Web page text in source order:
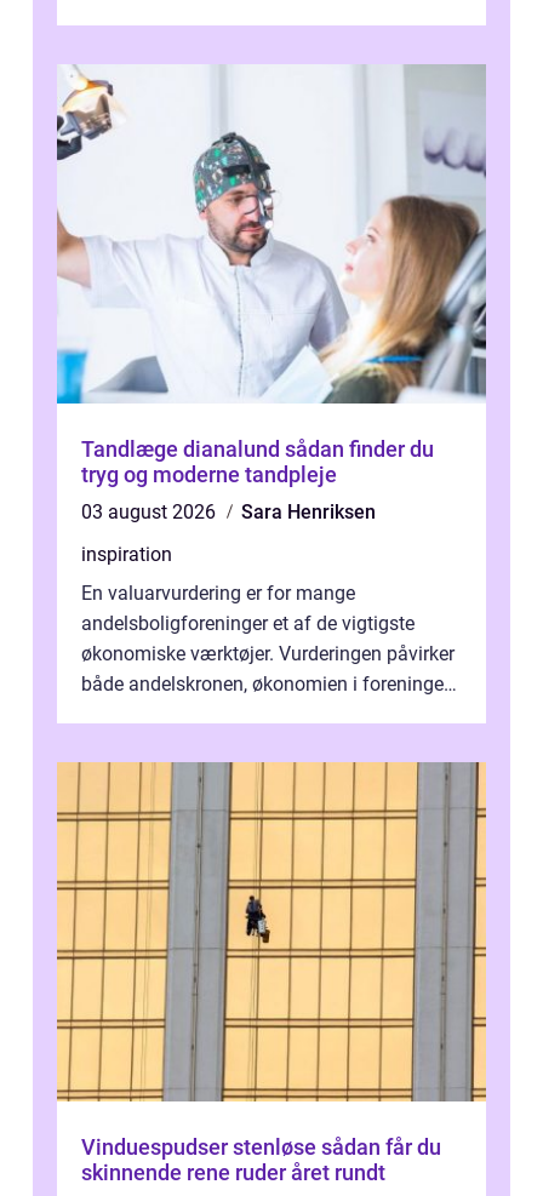
Tandlæge dianalund sådan finder du
tryg og moderne tandpleje
03 august 2026
Sara Henriksen
inspiration
En valuarvurdering er for mange
andelsboligforeninger et af de vigtigste
økonomiske værktøjer. Vurderingen påvirker
både andelskronen, økonomien i foreningen
Vinduespudser stenløse sådan får du
skinnende rene ruder året rundt